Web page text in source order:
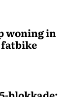
woning in
fatbike